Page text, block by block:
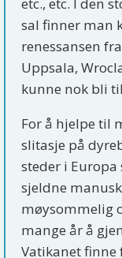
sal finner man
renessansen
Uppsala,
kunne nok bli
For å hjelpe til
slitasje på
steder i
sjeldne
møysommelig
mange år å
Vatikanet finne